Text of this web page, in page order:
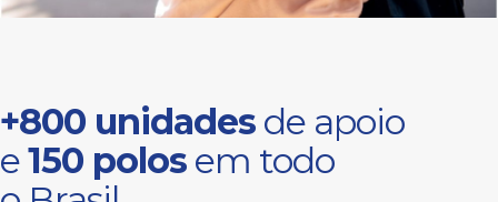
+800 unidades de apoio
e150 polos em todo